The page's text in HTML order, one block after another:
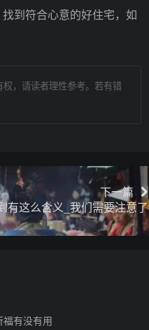
到符合心意的好住宅，如
，请读者理性参考。若有错
下一篇
有这么含义_我们需要注意了
有没有用